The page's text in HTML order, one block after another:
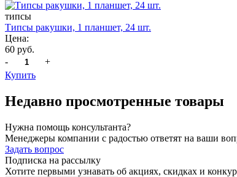
типсы
Типсы ракушки, 1 планшет, 24 шт.
Цена:
60 руб.
-
+
Купить
Недавно просмотренные товары
Нужна помощь консультанта?
Менеджеры компании с радостью ответят на ваши
Задать вопрос
Подписка на рассылку
Хотите первыми узнавать об акциях, скидках и